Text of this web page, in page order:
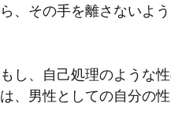
ら、その手を離さないよう
もし、自己処理のような
は、男性としての自分の